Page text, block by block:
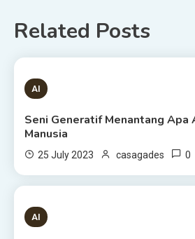
Related Posts
1 MIN READ
AI
Seni Generatif Menantang Apa
Manusia
25 July 2023 casagades 0
1 MIN READ
AI